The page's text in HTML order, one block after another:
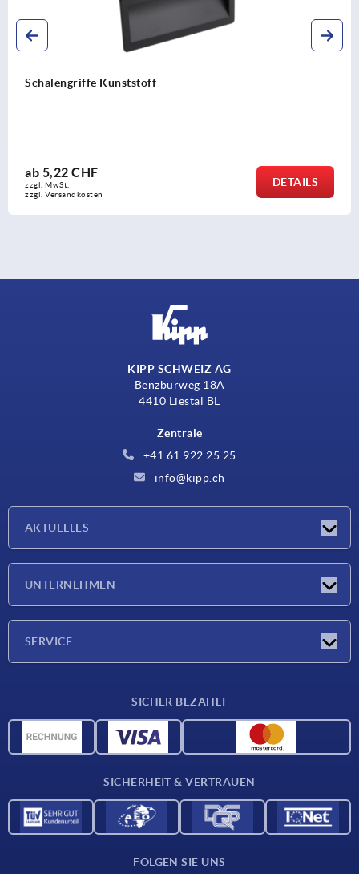
Schalengriffe Kunststoff
ab 5,22 CHF
zzgl. MwSt.
zzgl. Versandkosten
DETAILS
KIPP SCHWEIZ AG
Benzburweg 18A
4410 Liestal BL
Zentrale
+41 61 922 25 25
info@kipp.ch
AKTUELLES
UNTERNEHMEN
SERVICE
CAD-Daten
SICHER BEZAHLT
SICHERHEIT & VERTRAUEN
FOLGEN SIE UNS